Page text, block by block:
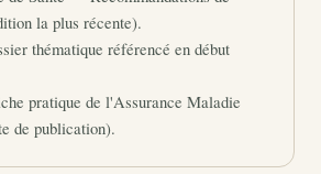
la plus récente).
thématique référencé en début
pratique de l'Assurance Maladie
de publication).